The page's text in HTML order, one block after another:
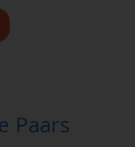
Paars